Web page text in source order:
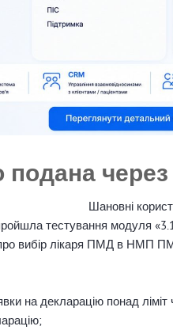
подана
Шановні
тестування модуля
вибір лікаря ПМД в НМП
на декларацію понад